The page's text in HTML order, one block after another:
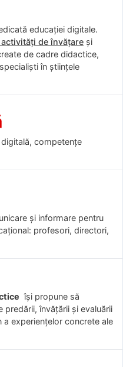
educației digitale.
de învățare și
de cadre didactice,
în științele
competențe
și informare pentru
profesori, directori,
îşi propune să
învăţării şi evaluării
a experienţelor concrete ale